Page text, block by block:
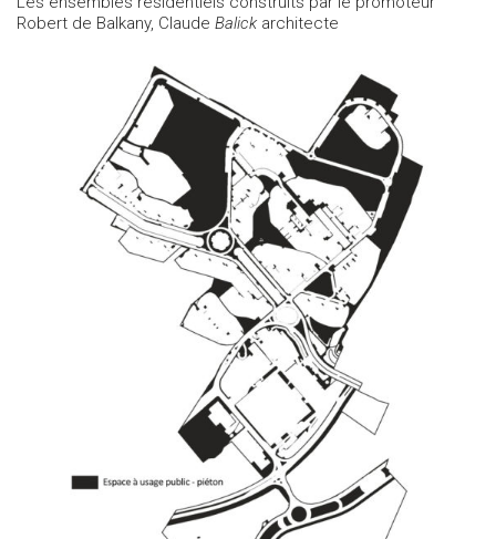
Robert de Balkany, Claude Balick architecte